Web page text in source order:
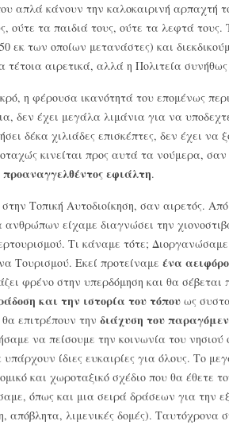
απλά κάνουν την καλοκαιρινή αρπαχτή
ούτε τα παιδιά τους, ούτε τα λεφτά
εκ των οποίων μετανάστες) και
αιρετικά, αλλά η Πολιτεία συνήθως
η φέρουσα ικανότητά του επομένως
δεν έχει μεγάλα λιμάνια για να
δέκα χιλιάδες επισκέπτες, δεν έχει να
κινείται προς αυτά τα νούμερα,
προαναγγελθέντος εφιάλτη.
Τοπική Αυτοδιοίκηση, σαν αιρετός.
είχαμε διαγνώσει την
Τι κάναμε τότε;
Τουρισμού. Εκεί προτείναμε ένα
φρένο στην υπερδόμηση και θα
και την ιστορία του τόπου ως
επιτρέπουν την διάχυση του
να πείσουμε την κοινωνία του
ίδιες ευκαιρίες για όλους. Το
και χωροταξικό σχέδιο που θα έθετε
όπως και μια σειρά δράσεων για την
απόβλητα, λιμενικές δομές). Ταυτόχρονα